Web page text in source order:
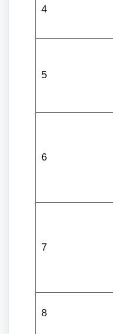
4
5
6
7
8